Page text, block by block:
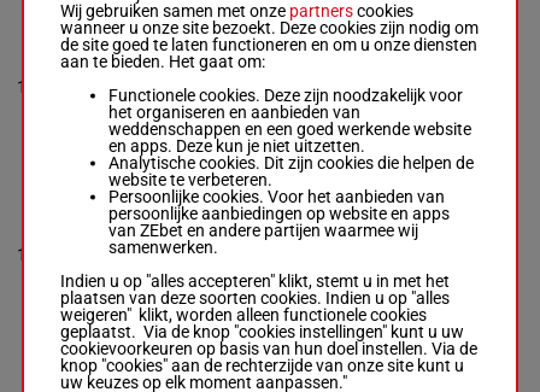
10
IFONLYTHEYCUDTALK
Fentiman D.-T D
Box: 15 -
R/4 -58 kg
6p 6p (24) 5p 1p 6p 2p
3p 6p 2p 11p 2p 7p
R/4 58 kg
6p 6p
3p 6p 2p
11p 2p
7p
15
11
AZUCENA
Fanning J.-S Hanlon
M/6 -58 kg
12p 7p 3p (23) 8p 14p
M/6
6p (24)
8p 7p 7p
1p 7p
8p 14p
3p
GOLDEN PROSPERITY
10p 8p
Wij gebruiken samen met onze partnerscookies
wanneer u onze site bezoekt. Deze cookies zijn nodig om
de site goed te laten functioneren en om u onze diensten
aan te bieden. Het gaat om:
Functionele cookies. Deze zijn noodzakelijk voor
het organiseren en aanbieden van
weddenschappen en een goed werkende website
en apps. Deze kun je niet uitzetten.
Analytische cookies. Dit zijn cookies die helpen de
website te verbeteren.
Persoonlijke cookies. Voor het aanbieden van
persoonlijke aanbiedingen op website en apps
van ZEbet en andere partijen waarmee wij
samenwerken.
Indien u op "alles accepteren" klikt, stemt u in met het
plaatsen van deze soorten cookies. Indien u op "alles
weigeren" klikt, worden alleen functionele cookies
geplaatst. Via de knop "cookies instellingen" kunt u uw
cookievoorkeuren op basis van hun doel instellen. Via de
knop "cookies" aan de rechterzijde van onze site kunt u
uw keuzes op elk moment aanpassen."